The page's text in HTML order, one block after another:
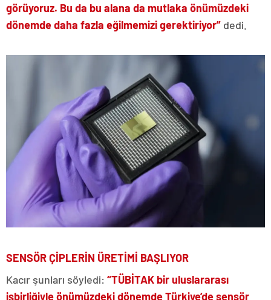
görüyoruz. Bu da bu alana da mutlaka önümüzdeki
dönemde daha fazla eğilmemizi gerektiriyor” dedi.
SENSÖR ÇİPLERİN ÜRETİMİ BAŞLIYOR
Kacır şunları söyledi: “TÜBİTAK bir uluslararası
işbirliğiyle önümüzdeki dönemde Türkiye’de sensör